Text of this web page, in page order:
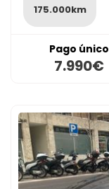
175.000km
Pago único
7.990€